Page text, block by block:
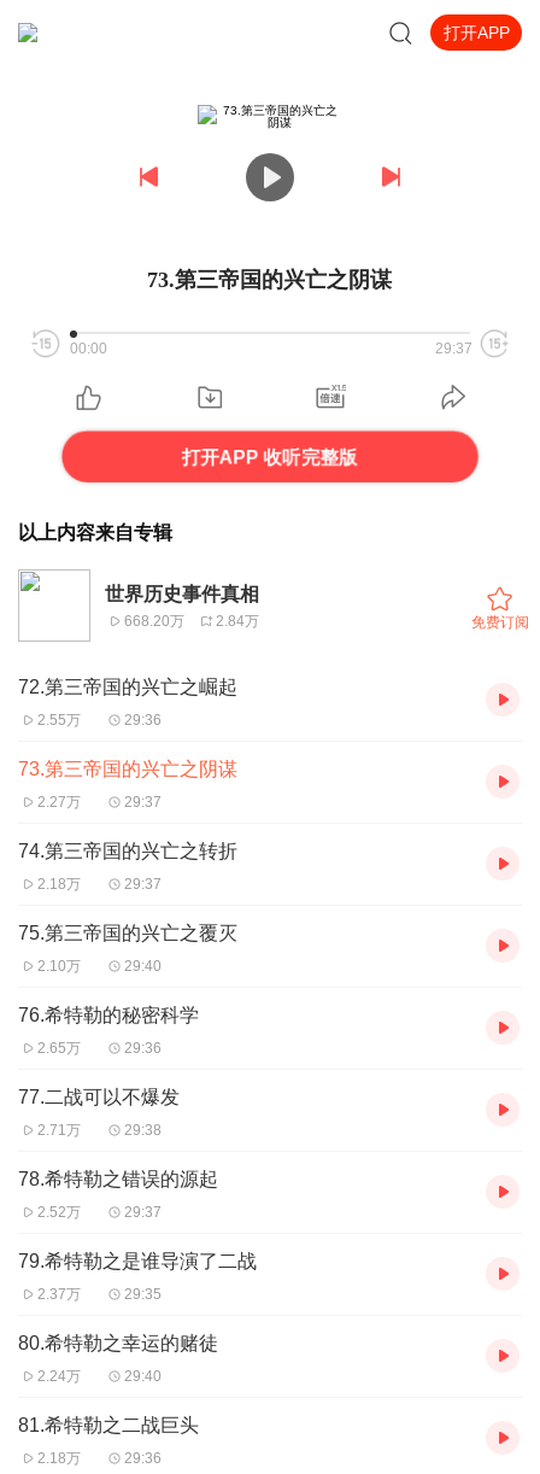
打开APP
73.第三帝国的兴亡之阴谋
00:00 29:37
打开APP 收听完整版
以上内容来自专辑
世界历史事件真相
668.20万 2.84万 免费订阅
72.第三帝国的兴亡之崛起
2.55万 29:36
73.第三帝国的兴亡之阴谋
2.27万 29:37
74.第三帝国的兴亡之转折
2.18万 29:37
75.第三帝国的兴亡之覆灭
2.10万 29:40
76.希特勒的秘密科学
2.65万 29:36
77.二战可以不爆发
2.71万 29:38
78.希特勒之错误的源起
2.52万 29:37
79.希特勒之是谁导演了二战
2.37万 29:35
80.希特勒之幸运的赌徒
2.24万 29:40
81.希特勒之二战巨头
2.18万 29:36